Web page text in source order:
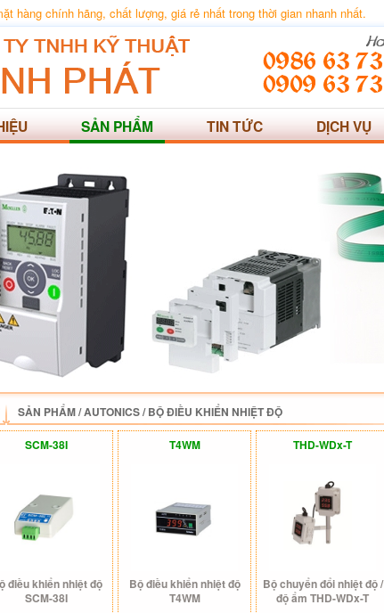
hàng chính hãng, chất lượng, giá rẻ nhất trong thời gian nhanh nhất.
SẢN PHẨM TIN TỨC DỊCH VỤ
SẢN PHẨM/AUTONICS/BỘ ĐIỀU KHIỂN NHIỆT ĐỘ
SCM-38I
điều khiển nhiệt độ
SCM-38I
T4WM
Bộ điều khiển nhiệt độ
T4WM
THD-WDx-T
Bộ chuyển đổi nhiệt độ /
độ ẩm THD-WDx-T